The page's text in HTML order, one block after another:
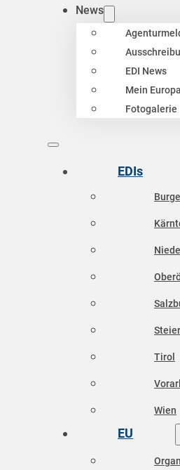
News
EDI News
Mein Europa
Fotogalerie
EDIs
Tirol
Wien
EU